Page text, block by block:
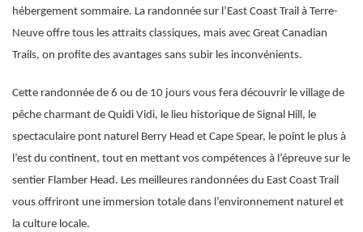
hébergement sommaire. La randonnée sur l’East Coast Trail à Terre-
Neuve offre tous les attraits classiques, mais avec Great Canadian
Trails, on profite des avantages sans subir les inconvénients.
Cette randonnée de 6 ou de 10 jours vous fera découvrir le village de
pêche charmant de Quidi Vidi, le lieu historique de Signal Hill, le
spectaculaire pont naturel Berry Head et Cape Spear, le point le plus à
l’est du continent, tout en mettant vos compétences à l’épreuve sur le
sentier Flamber Head. Les meilleures randonnées du East Coast Trail
vous offriront une immersion totale dans l’environnement naturel et
la culture locale.